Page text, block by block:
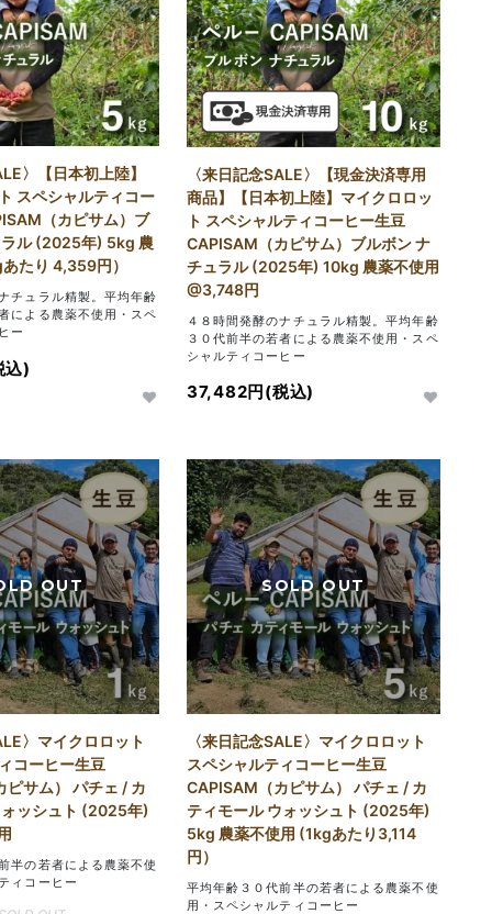
〉【日本初上陸】
スペシャルティコー
（カピサム）ブ
ル (2025年) 5kg 農
たり 4,359円）
チュラル精製。平均年齢
による農薬不使用・スペ
ー
込)
〈来日記念SALE〉【現金決済専用
商品】【日本初上陸】マイクロロッ
ト スペシャルティコーヒー生豆
CAPISAM（カピサム）ブルボン ナ
チュラル (2025年) 10kg 農薬不使用
@3,748円
４８時間発酵のナチュラル精製。平均年齢
３０代前半の若者による農薬不使用・スペ
シャルティコーヒー
37,482円(税込)
〉マイクロロット
コーヒー生豆
サム） パチェ / カ
ッシュト (2025年)
半の若者による農薬不使
ィコーヒー
〈来日記念SALE〉マイクロロット
スペシャルティコーヒー生豆
CAPISAM（カピサム） パチェ / カ
ティモール ウォッシュト (2025年)
5kg 農薬不使用 (1kgあたり3,114
円）
平均年齢３０代前半の若者による農薬不使
用・スペシャルティコーヒー